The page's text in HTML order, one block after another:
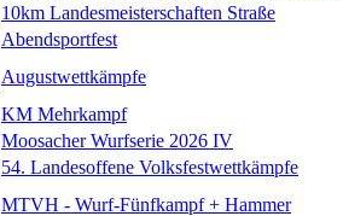
10km Landesmeisterschaften Straße
Abendsportfest
Augustwettkämpfe
KM Mehrkampf
Moosacher Wurfserie 2026 IV
54. Landesoffene Volksfestwettkämpfe
MTVH - Wurf-Fünfkampf + Hammer